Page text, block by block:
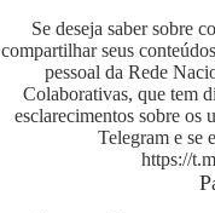
Se deseja saber sobre
compartilhar seus
pessoal da Rede
Colaborativas, que tem
esclarecimentos sobre os
Telegram e se
https://